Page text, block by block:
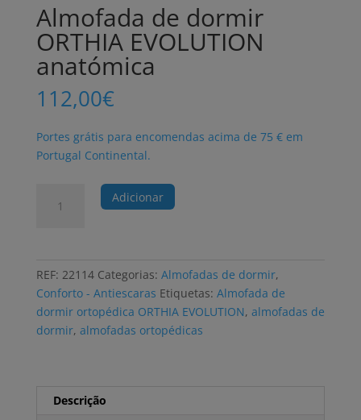
Almofada de dormir
ORTHIA EVOLUTION
anatómica
112,00€
Portes grátis para encomendas acima de 75 € em
Portugal Continental.
ORTHIA
EVOLUTION
anatómica
Adicionar
REF: 22114 Categorias: Almofadas de dormir,
Conforto - Antiescaras Etiquetas: Almofada de
dormir ortopédica ORTHIA EVOLUTION, almofadas de
dormir, almofadas ortopédicas
Descrição